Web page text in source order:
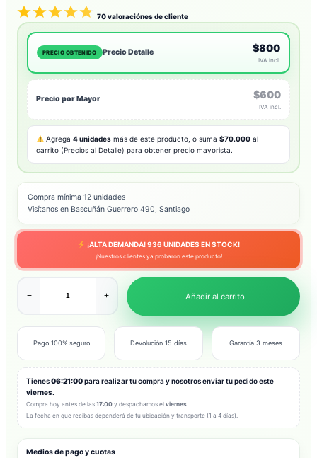
70valoraciónes de cliente
PRECIO OBTENIDO Precio Detalle $800
IVA incl.
Precio por Mayor $600
IVA incl.
Agrega4 unidades más de este producto, o suma$70.000 al
carrito (Precios al Detalle) para obtener precio mayorista.
Compra mínima 12 unidades
Visítanos en Bascuñán Guerrero 490, Santiago
¡ALTA DEMANDA!936 UNIDADES EN STOCK!
¡Nuestros clientes ya probaron este producto!
− + Añadir al carrito
Pago 100% seguro Devolución 15 días Garantía 3 meses
Tienes06:20:58para realizar tu compra y nosotros enviar tu pedido este
viernes.
Compra hoy antes de las 17:00 y despachamos el viernes
La fecha en que recibas dependerá de tu ubicación y transporte (1 a 4 días).
Medios de pago y cuotas